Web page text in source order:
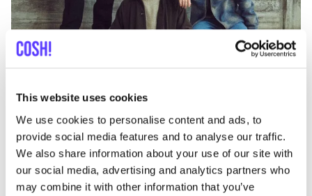
This website uses cookies
We use cookies to personalise content and ads, to
provide social media features and to analyse our traffic.
We also share information about your use of our site with
our social media, advertising and analytics partners who
may combine it with other information that you’ve